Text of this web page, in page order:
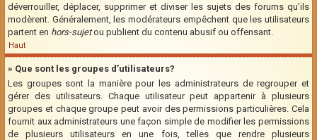
déverrouiller, déplacer, supprimer et diviser les sujets des forums qu’ils
modèrent. Généralement, les modérateurs empêchent que les utilisateurs
partent en hors-sujetou publient du contenu abusif ou offensant.
Haut
» Que sont les groupes d’utilisateurs?
Les groupes sont la manière pour les administrateurs de regrouper et
gérer des utilisateurs. Chaque utilisateur peut appartenir à plusieurs
groupes et chaque groupe peut avoir des permissions particulières. Cela
fournit aux administrateurs une façon simple de modifier les permissions
de plusieurs utilisateurs en une fois, telles que rendre plusieurs